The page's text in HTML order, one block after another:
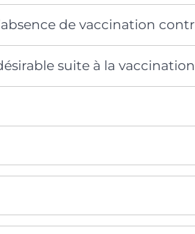
de vaccination
suite à la